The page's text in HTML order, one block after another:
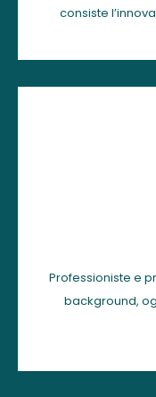
consiste
Professioniste e
background,